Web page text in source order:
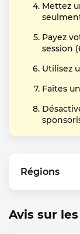
Mettez
Payez
session
Utilisez
Faites
Régions
Avis sur